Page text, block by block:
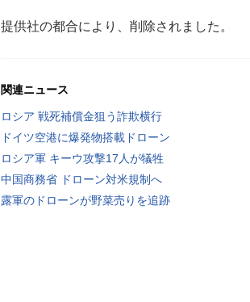
提供社の都合により、削除されました。
関連ニュース
ロシア 戦死補償金狙う詐欺横行
ドイツ空港に爆発物搭載ドローン
ロシア軍 キーウ攻撃17人が犠牲
中国商務省 ドローン対米規制へ
露軍のドローンが野菜売りを追跡